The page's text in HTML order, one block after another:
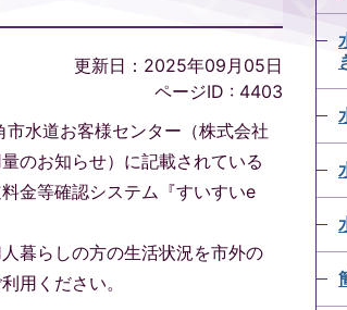
更新日：2025年09月05日
ページID : 4403
水道お客様センター（株式会社
のお知らせ）に記載されている
金等確認システム『すいすいe
暮らしの方の生活状況を市外の
用ください。